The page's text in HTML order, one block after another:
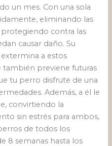
un mes. Con una sola
eliminando las
protegiendo contra las
causar daño. Su
a estos
también previene futuras
tu perro disfrute de una
Además, a él le
convirtiendo la
sin estrés para ambos,
de todos los
8 semanas hasta los